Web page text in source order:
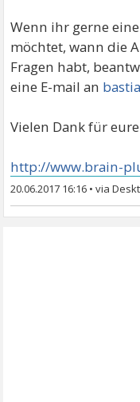
Wenn ihr gerne
möchtet, wann die
Fragen habt,
eine E-mail an
Vielen Dank für
http://www.brain-
20.06.2017 16:16 •